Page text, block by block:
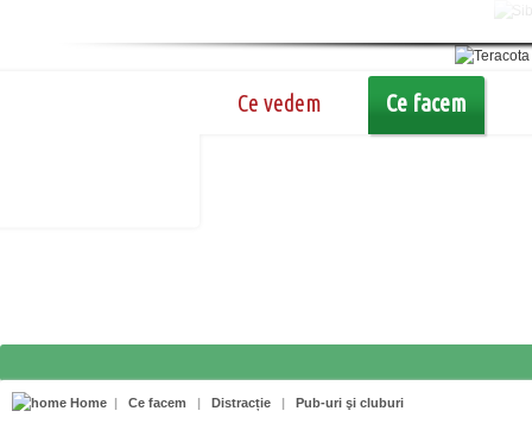
Ce vedem Ce facem
Home | Ce facem | Distracție | Pub-uri şi cluburi